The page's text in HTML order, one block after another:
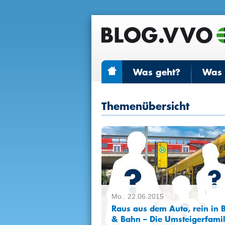
Was geht?
Themenübersicht
Mo.. 22.06.2015
Raus aus dem Auto, rein in
& Bahn – Die